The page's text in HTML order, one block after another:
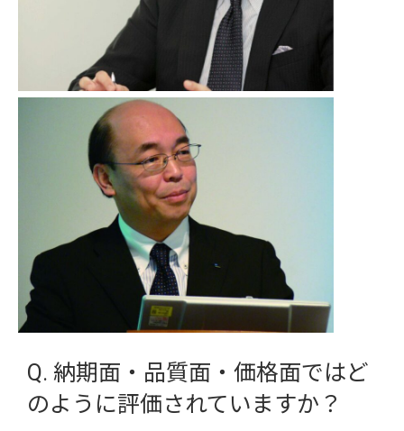
Q. 納期面・品質面・価格面ではど
のように評価されていますか？